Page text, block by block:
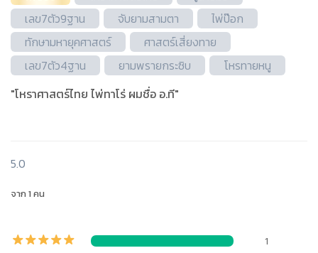
เลข7ตัว9ฐาน
จับยามสามตา
ไพ่ป๊อก
ทักษามหายุคศาสตร์
ศาสตร์เสี่ยงทาย
เลข7ตัว4ฐาน
ยามพรายกระซิบ
โหรทายหนู
"โหราศาสตร์ไทย ไพ่ทาโร่ ผมชื่อ อ.ที"
5.0
จาก 1 คน
1